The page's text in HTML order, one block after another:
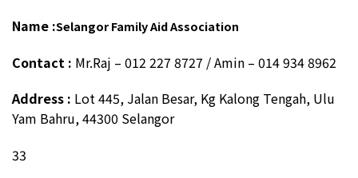
Name :Selangor Family Aid Association
Contact : Mr.Raj – 012 227 8727 / Amin – 014 934 8962
Address : Lot 445, Jalan Besar, Kg Kalong Tengah, Ulu
Yam Bahru, 44300 Selangor
33